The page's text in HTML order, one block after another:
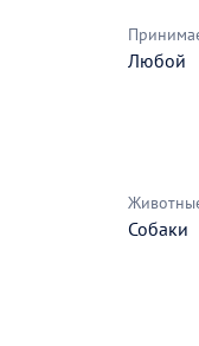
Любой
Собаки